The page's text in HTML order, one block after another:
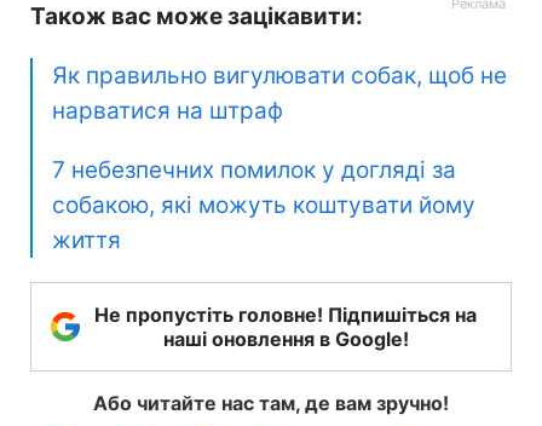
Також вас може зацікавити:
Як правильно вигулювати собак, щоб не
нарватися на штраф
7 небезпечних помилок у догляді за
собакою, які можуть коштувати йому
життя
Не пропустіть головне! Підпишіться на
наші оновлення в Google!
Або читайте нас там, де вам зручно!